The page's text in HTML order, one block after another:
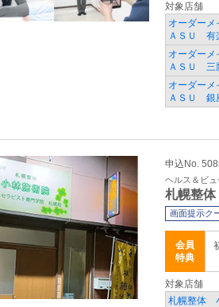
対象店舗
オーダーメ
ＡＳＵ 有
オーダーメ
ＡＳＵ 三
オーダーメ
ＡＳＵ 銀
申込No.
ヘルス＆ビ
札幌整
画面提示ク
会員
特典
対象店舗
札幌整体